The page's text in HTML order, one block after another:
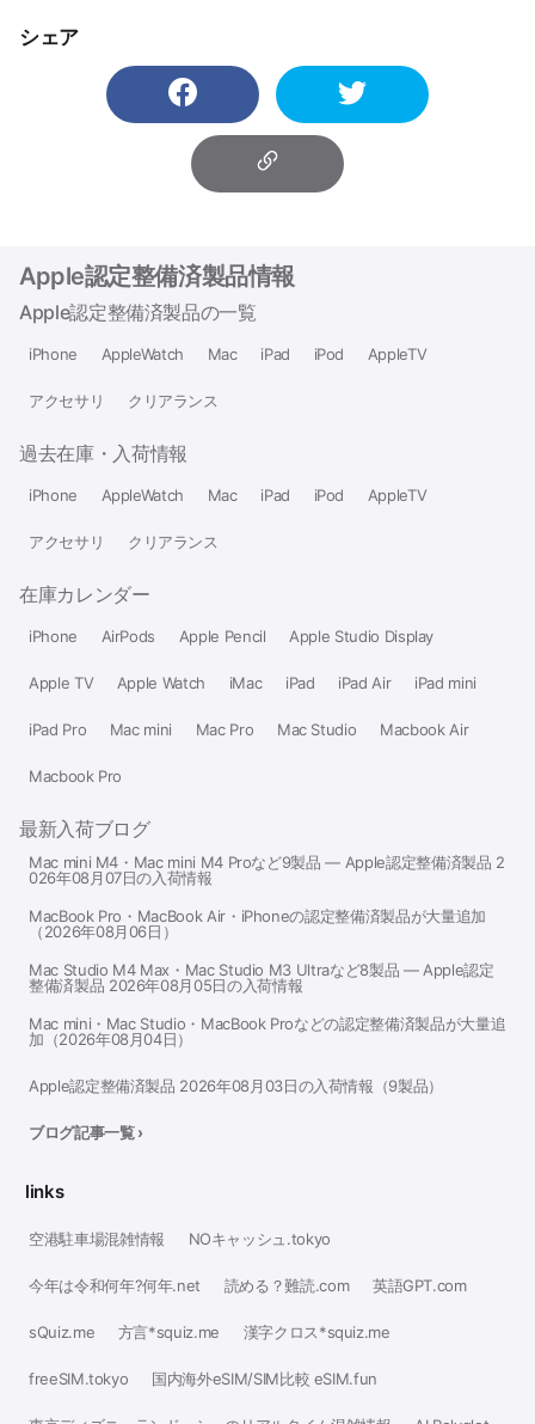
シェア
Apple認定整備済製品情報
Apple認定整備済製品の一覧
iPhone AppleWatch Mac iPad iPod AppleTV
アクセサリ クリアランス
過去在庫・入荷情報
iPhone AppleWatch Mac iPad iPod AppleTV
アクセサリ クリアランス
在庫カレンダー
iPhone AirPods Apple Pencil Apple Studio Display
Apple TV Apple Watch iMac iPad iPad Air iPad mini
iPad Pro Mac mini Mac Pro Mac Studio Macbook Air
Macbook Pro
最新入荷ブログ
Mac mini M4・Mac mini M4 Proなど9製品 — Apple認定整備済製品 2
026年08月07日の入荷情報
MacBook Pro・MacBook Air・iPhoneの認定整備済製品が大量追加
（2026年08月06日）
Mac Studio M4 Max・Mac Studio M3 Ultraなど8製品 — Apple認定
整備済製品 2026年08月05日の入荷情報
Mac mini・Mac Studio・MacBook Proなどの認定整備済製品が大量追
加（2026年08月04日）
Apple認定整備済製品 2026年08月03日の入荷情報（9製品）
ブログ記事一覧 ›
links
空港駐車場混雑情報 NOキャッシュ.tokyo
今年は令和何年?何年.net 読める？難読.com 英語GPT.com
sQuiz.me 方言*squiz.me 漢字クロス*squiz.me
freeSIM.tokyo 国内海外eSIM/SIM比較 eSIM.fun